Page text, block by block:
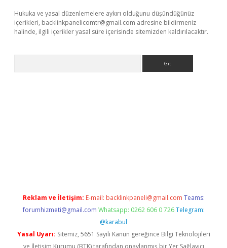
Hukuka ve yasal düzenlemelere aykırı olduğunu düşündüğünüz
içerikleri, backlinkpanelicomtr@gmail.com adresine bildirmeniz
halinde, ilgili içerikler yasal süre içerisinde sitemizden kaldırılacaktır.
Reklam ve İletişim: E-mail: backlinkpaneli@gmail.com Teams:
forumhizmeti@gmail.com Whatsapp: 0262 606 0 726 Telegram:
@karabul
Yasal Uyarı: Sitemiz, 5651 Sayılı Kanun gereğince Bilgi Teknolojileri
ve İletişim Kurumu (BTK) tarafından onaylanmış bir Yer Sağlayıcı